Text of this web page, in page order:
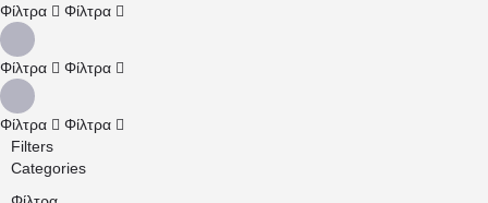
Φίλτρα Φίλτρα
Φίλτρα Φίλτρα
Φίλτρα
Φίλτρα
Filters
Categories